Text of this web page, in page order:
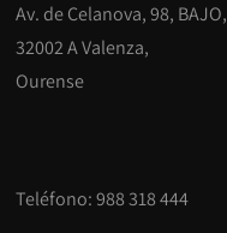
Av. de Celanova, 98, BAJO,
32002 A Valenza,
Ourense
Teléfono: 988 318 444